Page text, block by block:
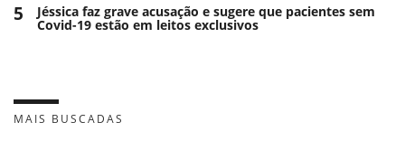
5 Jéssica faz grave acusação e sugere que pacientes sem
Covid-19 estão em leitos exclusivos
MAIS BUSCADAS